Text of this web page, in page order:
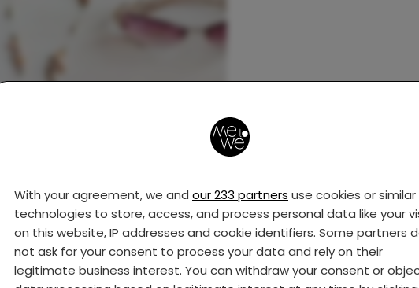
With your agreement, we and our 233 partners use cookies or similar
technologies to store, access, and process personal data like your
on this website, IP addresses and cookie identifiers. Some partners
not ask for your consent to process your data and rely on their
legitimate business interest. You can withdraw your consent or